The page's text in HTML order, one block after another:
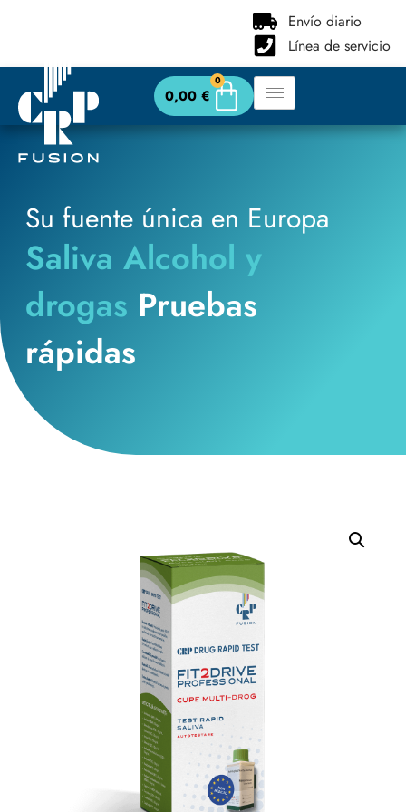
Envío diario
Línea de servicio
0,00€
0
Su fuente única en Europa
Saliva Alcohol y
drogas Pruebas
rápidas